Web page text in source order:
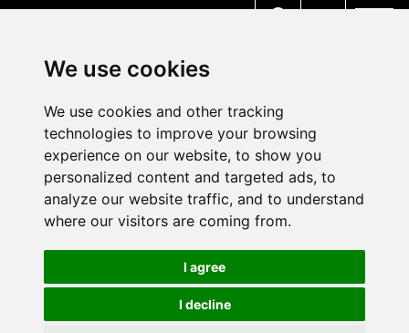
We use cookies
We use cookies and other tracking
technologies to improve your browsing
experience on our website, to show you
personalized content and targeted ads, to
analyze our website traffic, and to understand
where our visitors are coming from.
I agree
I decline